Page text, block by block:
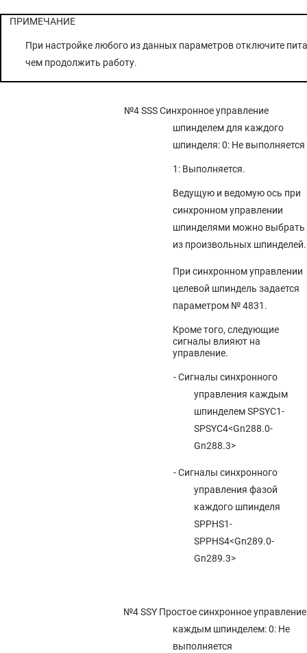
ПРИМЕЧАНИЕ
При настройке любого из данных параметров отключите
чем продолжить работу.
№4 SSSСинхронное управление
шпинделем для каждого
шпинделя: 0: Не выполняется
1: Выполняется.
Ведущую и ведомую ось при
синхронном управлении
шпинделями можно выбрать
из произвольных шпинделей.
При синхронном управлении
целевой шпиндель задается
параметром № 4831.
Кроме того, следующие
сигналы влияют на
управление.
- Сигналы синхронного
управления каждым
шпинделем SPSYC1-
SPSYC4<Gn288.0-
Gn288.3>
- Сигналы синхронного
управления фазой
каждого шпинделя
SPPHS1-
SPPHS4<Gn289.0-
Gn289.3>
№4 SSY Простое синхронное управление
каждым шпинделем: 0: Не
выполняется